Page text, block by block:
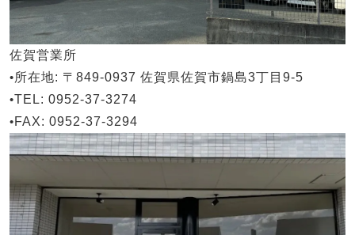
佐賀営業所
•所在地: 〒849-0937 佐賀県佐賀市鍋島3丁目9-5
•TEL: 0952-37-3274
•FAX: 0952-37-3294